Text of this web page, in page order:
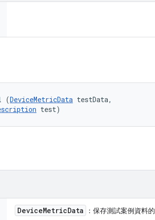
(DeviceMetricData testData,
test)
DeviceMetricData ：保存測試案例資料的